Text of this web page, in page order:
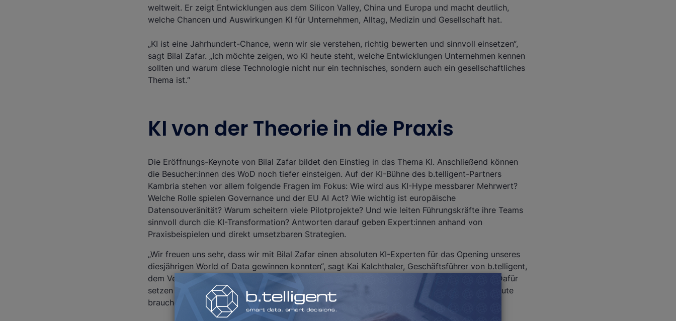
weltweit. Er zeigt Entwicklungen aus dem Silicon Valley, China und Europa und macht deutlich,
welche Chancen und Auswirkungen KI für Unternehmen, Alltag, Medizin und Gesellschaft hat.
„KI ist eine Jahrhundert-Chance, wenn wir sie verstehen, richtig bewerten und sinnvoll einsetzen“,
sagt Bilal Zafar. „Ich möchte zeigen, wo KI heute steht, welche Entwicklungen Unternehmen kennen
sollten und warum diese Technologie nicht nur ein technisches, sondern auch ein gesellschaftliches
Thema ist.“
KI von der Theorie in die Praxis
Die Eröffnungs-Keynote von Bilal Zafar bildet den Einstieg in das Thema KI. Anschließend können
die Besucher:innen des WoD noch tiefer einsteigen. Auf der KI-Bühne des b.telligent-Partners
Kambria stehen vor allem folgende Fragen im Fokus: Wie wird aus KI-Hype messbarer Mehrwert?
Welche Rolle spielen Governance und der EU AI Act? Wie wichtig ist europäische
Datensouveränität? Warum scheitern viele Pilotprojekte? Und wie leiten Führungskräfte ihre Teams
sinnvoll durch die KI-Transformation? Antworten darauf geben Expert:innen anhand von
Praxisbeispielen und direkt umsetzbaren Strategien.
„Wir freuen uns sehr, dass wir mit Bilal Zafar einen absoluten KI-Experten für das Opening unseres
diesjährigen World of Data gewinnen konnten“, sagt Kai Kalchthaler, Geschäftsführer von b.telligent,
dem Veranstalter des World of Data. „Unser Ziel ist es, KI greifbar und praxisnah zu zeigen. Dafür
setzen wir auf konkrete Beispiele, klare Learnings und den Blick darauf, was Unternehmen heute
brauchen, um mithilfe von Technologie echte Wirkung zu erzielen.“